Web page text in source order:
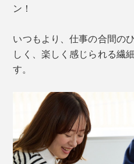
ン！
いつもより、仕事の合間の
しく、楽しく感じられる繊
す。